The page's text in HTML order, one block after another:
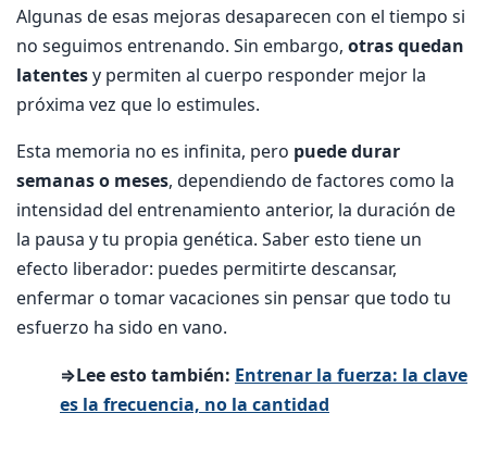
Algunas de esas mejoras desaparecen con el tiempo si
no seguimos entrenando. Sin embargo, otras quedan
latentesy permiten al cuerpo responder mejor la
próxima vez que lo estimules.
Esta memoria no es infinita, pero puede durar
semanas o meses, dependiendo de factores como la
intensidad del entrenamiento anterior, la duración de
la pausa y tu propia genética. Saber esto tiene un
efecto liberador: puedes permitirte descansar,
enfermar o tomar vacaciones sin pensar que todo tu
esfuerzo ha sido en vano.
⇒Lee esto también: Entrenar la fuerza: la clave
es la frecuencia, no la cantidad